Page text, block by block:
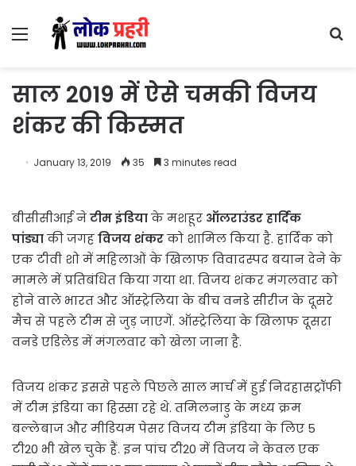
Menu
साल 2019 में ऐसे चमकी विजय
शंकर की किस्मत
January 13, 2019 35 3 minutes read
बीसीसीआई नेटीम इंडियाके मशहूर ऑलराउंडर हार्दिक
पांड्याकी जगहविजय शंकरको शामिल किया है. हार्दिक को
एक टीवी शो में महिलाओं के खिलाफ विवादस्पद बयान देने के
मामले में प्रतिबंधित किया गया था. विजय शंकर मंगलवार को
होने वाले भारत और ऑस्ट्रेलिया के बीच वनडे सीरीज के दूसरे
मैच से पहले टीम से जुड़ जाएगें. ऑस्ट्रेलिया के खिलाफ दूसरा
वनडे एडिलेड में मंगलवार को खेला जाना है.
विजय शंकर इससे पहले पिछले साल मार्च में हुई निदहासट्रॉफी
में टीम इंडिया का हिस्सा रहे थे. तमिलनाडु के मध्य क्रम
बल्लेबाज और मीडियम पेसर विजय टीम इंडिया के लिए 5
टी20 भी खेल चुके हैं. इन पांच टी20 में विजय ने केवल एक